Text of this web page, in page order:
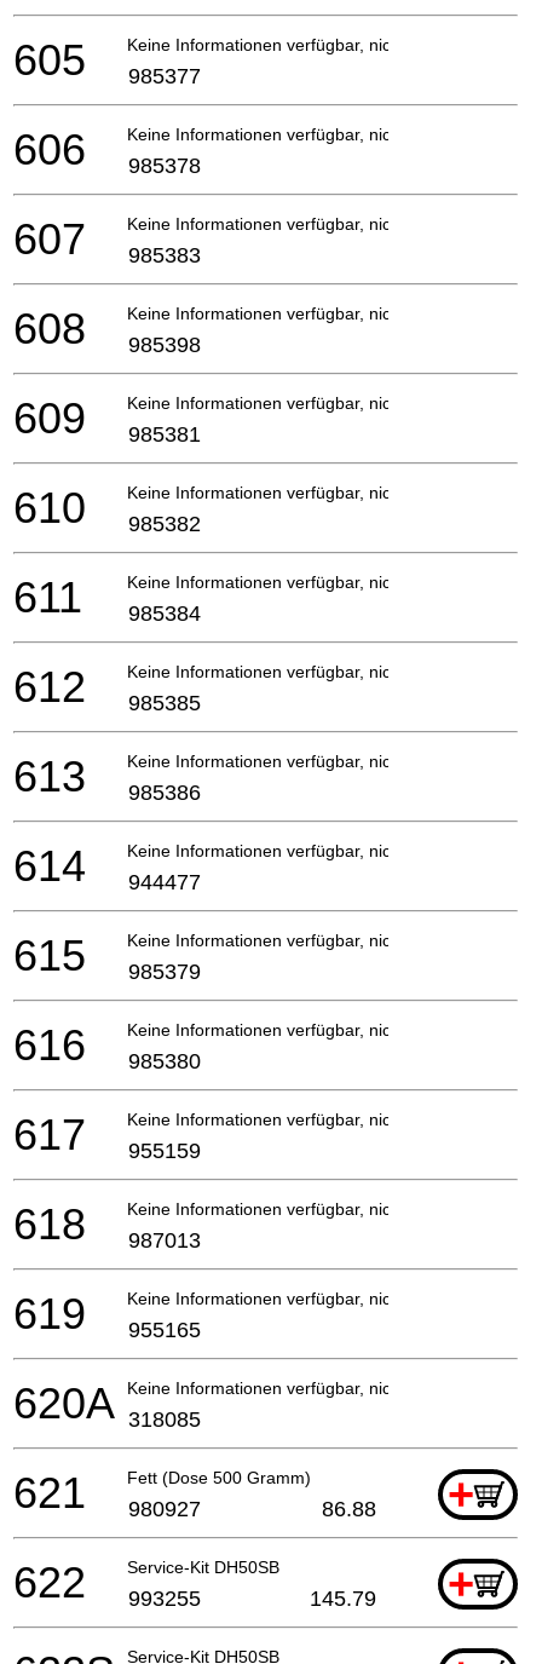
Keine Informationen verfügbar, nicht bestellbar
605 985377
Keine Informationen verfügbar, nicht bestellbar
606 985378
Keine Informationen verfügbar, nicht bestellbar
607 985383
Keine Informationen verfügbar, nicht bestellbar
608 985398
Keine Informationen verfügbar, nicht bestellbar
609 985381
Keine Informationen verfügbar, nicht bestellbar
610 985382
Keine Informationen verfügbar, nicht bestellbar
611 985384
Keine Informationen verfügbar, nicht bestellbar
612 985385
Keine Informationen verfügbar, nicht bestellbar
613 985386
Keine Informationen verfügbar, nicht bestellbar
614 944477
Keine Informationen verfügbar, nicht bestellbar
615 985379
Keine Informationen verfügbar, nicht bestellbar
616 985380
Keine Informationen verfügbar, nicht bestellbar
617 955159
Keine Informationen verfügbar, nicht bestellbar
618 987013
Keine Informationen verfügbar, nicht bestellbar
619 955165
Keine Informationen verfügbar, nicht bestellbar
620A 318085
Fett (Dose 500 Gramm) +
621 980927 86.88
Service-Kit DH50SB +
622 993255 145.79
Service-Kit DH50SB